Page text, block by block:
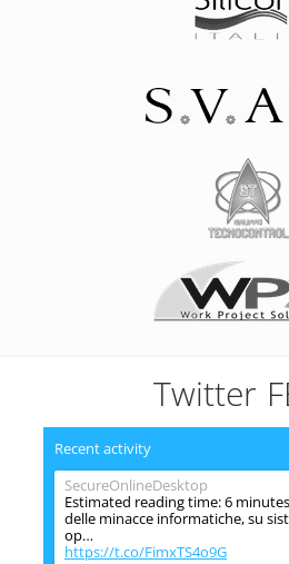
Twitter
Recent activity
SecureOnlineDesktop
Estimated reading time: 6
delle minacce informatiche, su
op…
https://t.co/FimxTS4o9G